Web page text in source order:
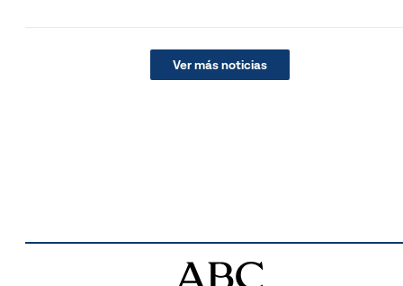
Ver más noticias